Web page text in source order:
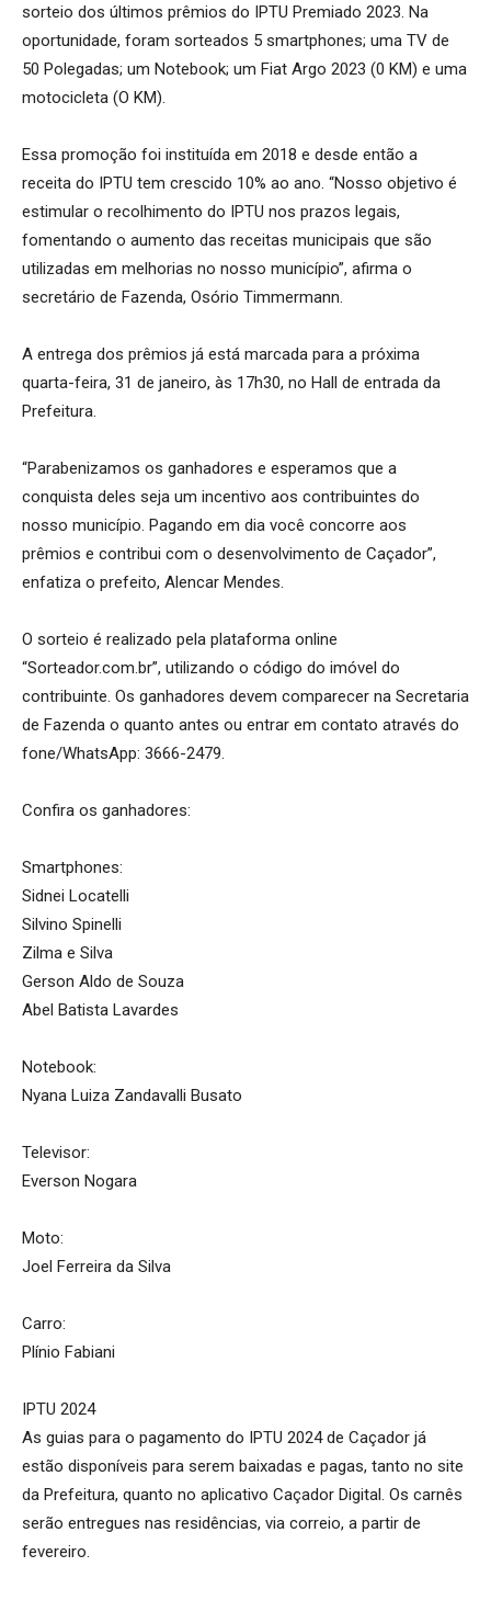
sorteio dos últimos prêmios do IPTU Premiado 2023. Na
oportunidade, foram sorteados 5 smartphones; uma TV de
50 Polegadas; um Notebook; um Fiat Argo 2023 (0 KM) e uma
motocicleta (O KM).
Essa promoção foi instituída em 2018 e desde então a
receita do IPTU tem crescido 10% ao ano. “Nosso objetivo é
estimular o recolhimento do IPTU nos prazos legais,
fomentando o aumento das receitas municipais que são
utilizadas em melhorias no nosso município”, afirma o
secretário de Fazenda, Osório Timmermann.
A entrega dos prêmios já está marcada para a próxima
quarta-feira, 31 de janeiro, às 17h30, no Hall de entrada da
Prefeitura.
“Parabenizamos os ganhadores e esperamos que a
conquista deles seja um incentivo aos contribuintes do
nosso município. Pagando em dia você concorre aos
prêmios e contribui com o desenvolvimento de Caçador”,
enfatiza o prefeito, Alencar Mendes.
O sorteio é realizado pela plataforma online
“Sorteador.com.br”, utilizando o código do imóvel do
contribuinte. Os ganhadores devem comparecer na Secretaria
de Fazenda o quanto antes ou entrar em contato através do
fone/WhatsApp: 3666-2479.
Confira os ganhadores:
Smartphones:
Sidnei Locatelli
Silvino Spinelli
Zilma e Silva
Gerson Aldo de Souza
Abel Batista Lavardes
Notebook:
Nyana Luiza Zandavalli Busato
Televisor:
Everson Nogara
Moto:
Joel Ferreira da Silva
Carro:
Plínio Fabiani
IPTU 2024
As guias para o pagamento do IPTU 2024 de Caçador já
estão disponíveis para serem baixadas e pagas, tanto no site
da Prefeitura, quanto no aplicativo Caçador Digital. Os carnês
serão entregues nas residências, via correio, a partir de
fevereiro.